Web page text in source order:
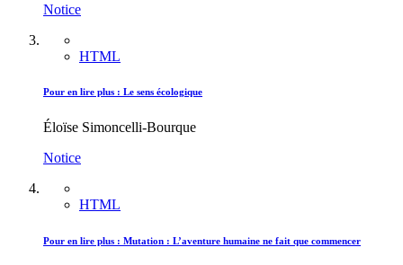
Notice
HTML
Pour en lire plus : Le sens écologique
Éloïse Simoncelli-Bourque
Notice
HTML
Pour en lire plus : Mutation : L’aventure humaine ne fait que commencer